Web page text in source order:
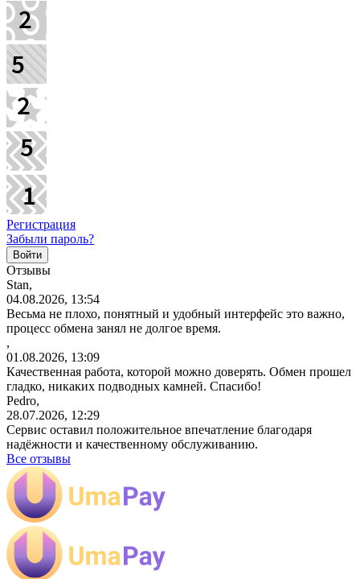
Регистрация
Забыли пароль?
Отзывы
Stan,
04.08.2026, 13:54
Весьма не плохо, понятный и удобный интерфейс это важно,
процесс обмена занял не долгое время.
,
01.08.2026, 13:09
Качественная работа, которой можно доверять. Обмен прошел
гладко, никаких подводных камней. Спасибо!
Pedro,
28.07.2026, 12:29
Сервис оставил положительное впечатление благодаря
надёжности и качественному обслуживанию.
Все отзывы